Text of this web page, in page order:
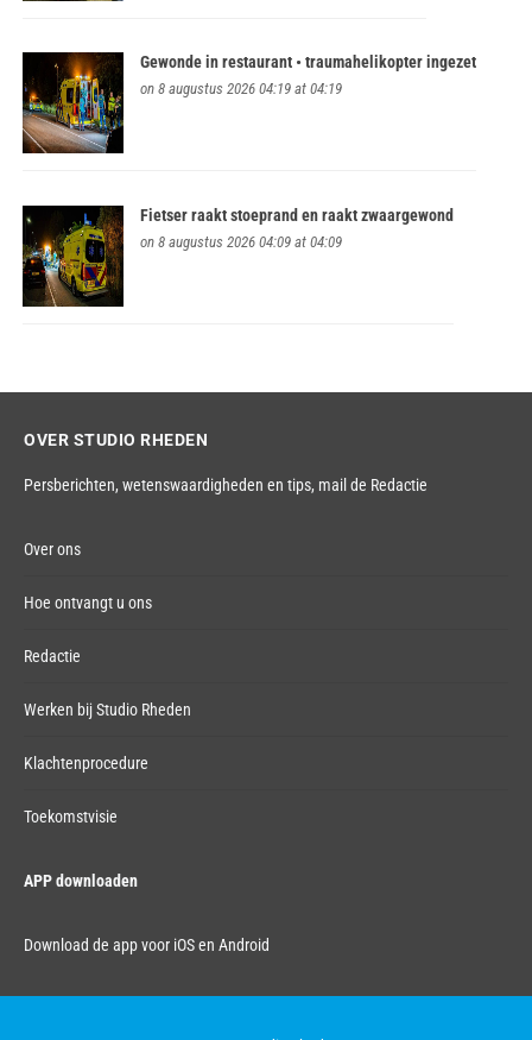
Gewonde in restaurant • traumahelikopter ingezet
on 8 augustus 2026 04:19 at 04:19
Fietser raakt stoeprand en raakt zwaargewond
on 8 augustus 2026 04:09 at 04:09
OVER STUDIO RHEDEN
Persberichten, wetenswaardigheden en tips, mail de Redactie
Over ons
Hoe ontvangt u ons
Redactie
Werken bij Studio Rheden
Klachtenprocedure
Toekomstvisie
APP downloaden
Download de app voor iOS en Android